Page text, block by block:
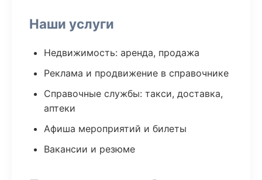
Наши услуги
Недвижимость: аренда, продажа
Реклама и продвижение в справочнике
Справочные службы: такси, доставка,
аптеки
Афиша мероприятий и билеты
Вакансии и резюме